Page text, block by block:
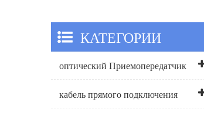
КАТЕГОРИИ
оптический Приемопередатчик
кабель прямого подключения